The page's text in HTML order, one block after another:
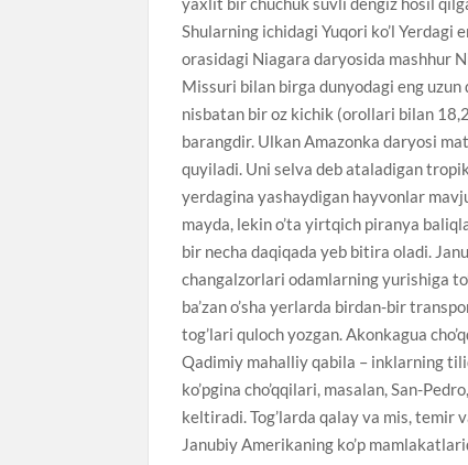
Shularning ichidagi Yuqori ko’l Yerdagi
orasidagi Niagara daryosida mashhur
Missuri bilan birga dunyodagi eng
nisbatan bir oz kichik (orollari bilan
barangdir. Ulkan Amazonka daryosi
quyiladi. Uni selva deb ataladigan
yerdagina yashaydigan hayvonlar
mayda, lekin o’ta yirtqich piranya
bir necha daqiqada yeb bitira oladi.
changalzorlari odamlarning yurishiga
ba’zan o’sha yerlarda birdan-bir
tog’lari quloch yozgan. Akonkagua
Qadimiy mahalliy qabila – inklarning
ko’pgina cho’qqilari, masalan, San-
keltiradi. Tog’larda qalay va mis, temir
Janubiy Amerikaning ko’p